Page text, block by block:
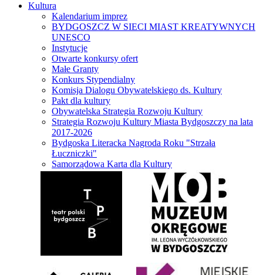
Kultura
Kalendarium imprez
BYDGOSZCZ W SIECI MIAST KREATYWNYCH
UNESCO
Instytucje
Otwarte konkursy ofert
Małe Granty
Konkurs Stypendialny
Komisja Dialogu Obywatelskiego ds. Kultury
Pakt dla kultury
Obywatelska Strategia Rozwoju Kultury
Strategia Rozwoju Kultury Miasta Bydgoszczy na lata
2017-2026
Bydgoska Literacka Nagroda Roku "Strzała
Łuczniczki"
Samorządowa Karta dla Kultury